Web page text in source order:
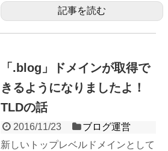
記事を読む
「.blog」ドメインが取得で
きるようになりましたよ！
TLDの話
2016/11/23
ブログ運営
新しいトップレベルドメインとして